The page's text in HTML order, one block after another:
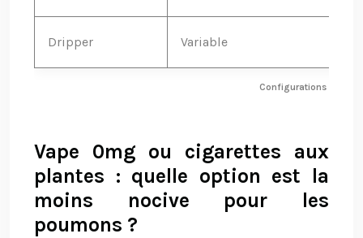
Configurations
Dripper Variable
Vape 0mg ou cigarettes aux
plantes : quelle option est la
moins nocive pour les
poumons ?